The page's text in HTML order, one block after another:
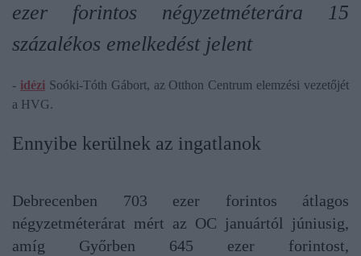
ezer forintos négyzetméterára 15
százalékos emelkedést jelent
- idézi Soóki-Tóth Gábort, az Otthon Centrum elemzési vezetőjét
a HVG.
Ennyibe kerülnek az ingatlanok
Debrecenben 703 ezer forintos átlagos
négyzetméterárat mért az OC januártól júniusig,
amíg Győrben 645 ezer forintost,